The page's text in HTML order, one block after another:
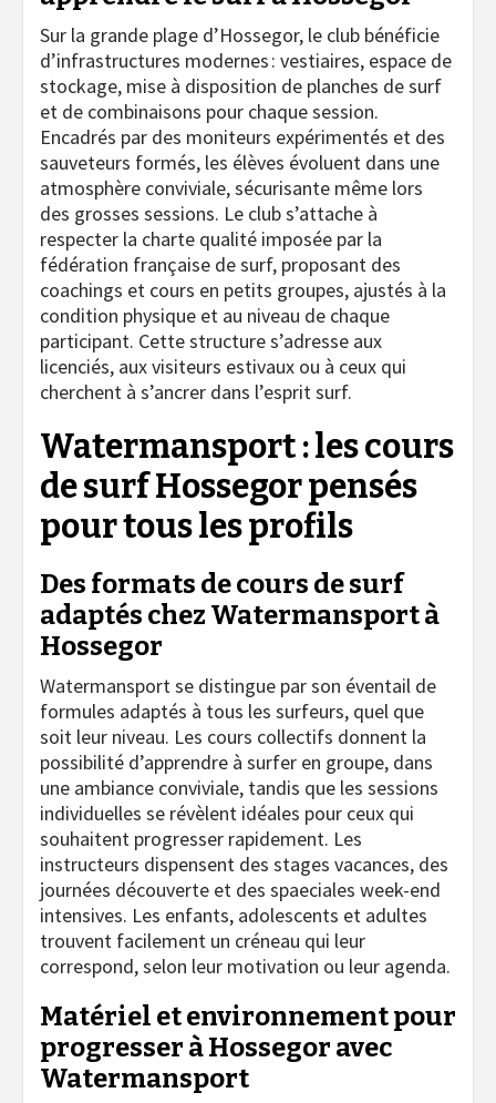
Sur la grande plage d’Hossegor, le club bénéficie
d’infrastructures modernes : vestiaires, espace de
stockage, mise à disposition de planches de surf
et de combinaisons pour chaque session.
Encadrés par des moniteurs expérimentés et des
sauveteurs formés, les élèves évoluent dans une
atmosphère conviviale, sécurisante même lors
des grosses sessions. Le club s’attache à
respecter la charte qualité imposée par la
fédération française de surf, proposant des
coachings et cours en petits groupes, ajustés à la
condition physique et au niveau de chaque
participant. Cette structure s’adresse aux
licenciés, aux visiteurs estivaux ou à ceux qui
cherchent à s’ancrer dans l’esprit surf.
Watermansport : les cours
de surf Hossegor pensés
pour tous les profils
Des formats de cours de surf
adaptés chez Watermansport à
Hossegor
Watermansport se distingue par son éventail de
formules adaptés à tous les surfeurs, quel que
soit leur niveau. Les cours collectifs donnent la
possibilité d’apprendre à surfer en groupe, dans
une ambiance conviviale, tandis que les sessions
individuelles se révèlent idéales pour ceux qui
souhaitent progresser rapidement. Les
instructeurs dispensent des stages vacances, des
journées découverte et des spaeciales week-end
intensives. Les enfants, adolescents et adultes
trouvent facilement un créneau qui leur
correspond, selon leur motivation ou leur agenda.
Matériel et environnement pour
progresser à Hossegor avec
Watermansport